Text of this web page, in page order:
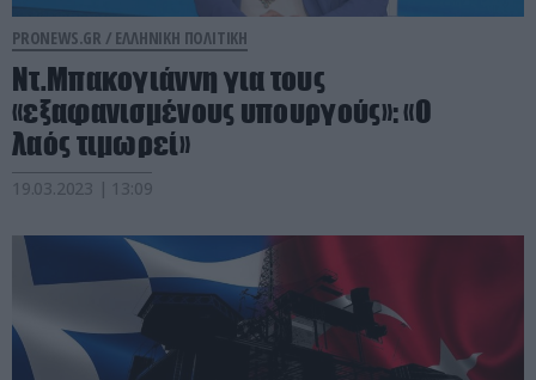
PRONEWS.GR / ΕΛΛΗΝΙΚΗ ΠΟΛΙΤΙΚΗ
Ντ.Μπακογιάννη για τους
«εξαφανισμένους υπουργούς»: «Ο
λαός τιμωρεί»
19.03.2023 | 13:09